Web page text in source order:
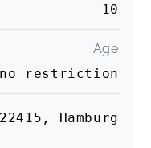
10
Age
no restriction
Hamburg